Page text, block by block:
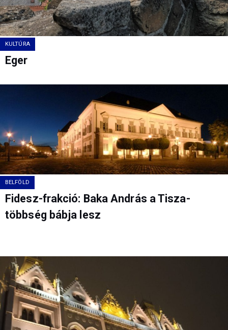
KULTÚRA
Eger
BELFÖLD
Fidesz-frakció: Baka András a Tisza-
többség bábja lesz